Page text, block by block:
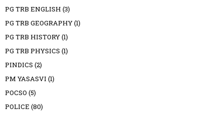
PG TRB ENGLISH (3)
PG TRB GEOGRAPHY(1)
PG TRB HISTORY(1)
PG TRB PHYSICS (1)
PINDICS (2)
PM YASASVI (1)
POCSO (5)
POLICE (80)